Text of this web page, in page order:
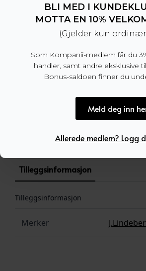
vi å gå opp en størrelse
– Kontrastlogo
– 96% bomull, 4% elastan
– Produsert i Portugal
Dette produktet er for tiden
100578
Tilleggsinformasjon
Tilleggsinformasjon
Merker
BLI MED I
MOTTA EN 10%
(Gjelder kun
Som Kompanii-medlem får du
handler, samt andre eksklusive
Bonus-saldoen finner du
Meld deg inn
Allerede medlem? Logg